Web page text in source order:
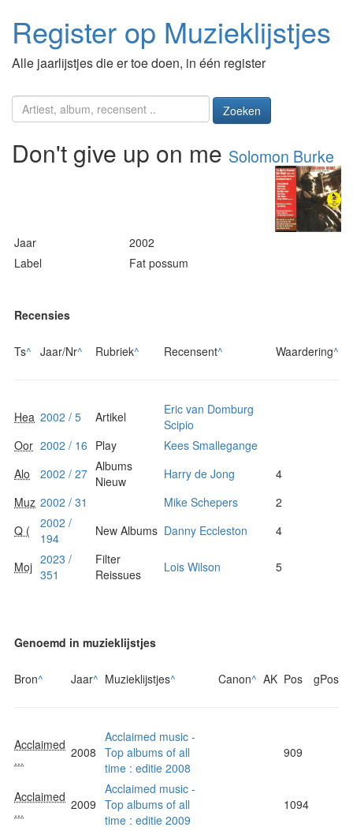
Register op Muzieklijstjes
Alle jaarlijstjes die er toe doen, in één register
Zoeken
Don't give up on me Solomon Burke
Jaar
2002
Label
Fat possum
Recensies
Ts^ Jaar/Nr^ Rubriek^ Recensent^ Waardering^
Hea 2002 / 5 Artikel
Eric van Domburg
Scipio
Oor 2002 / 16 Play
Kees Smallegange
Alo
2002 / 27 Albums
Nieuw
Harry de Jong
4
Muz 2002 / 31 Mike Schepers
2
Q (
2002 /
194
New Albums Danny Eccleston 4
Moj 2023 /
351
Filter
Reissues
Lois Wilson 5
Genoemd in muzieklijstjes
Bron^ Jaar^ Muzieklijstjes^ Canon^ AK Pos gPos
Acclaimed
...
2008
Acclaimed music -
Top albums of all
time : editie 2008
909
Acclaimed
...
2009
Acclaimed music -
Top albums of all
time : editie 2009
1094